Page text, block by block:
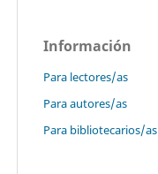
Información
Para lectores/as
Para autores/as
Para bibliotecarios/as